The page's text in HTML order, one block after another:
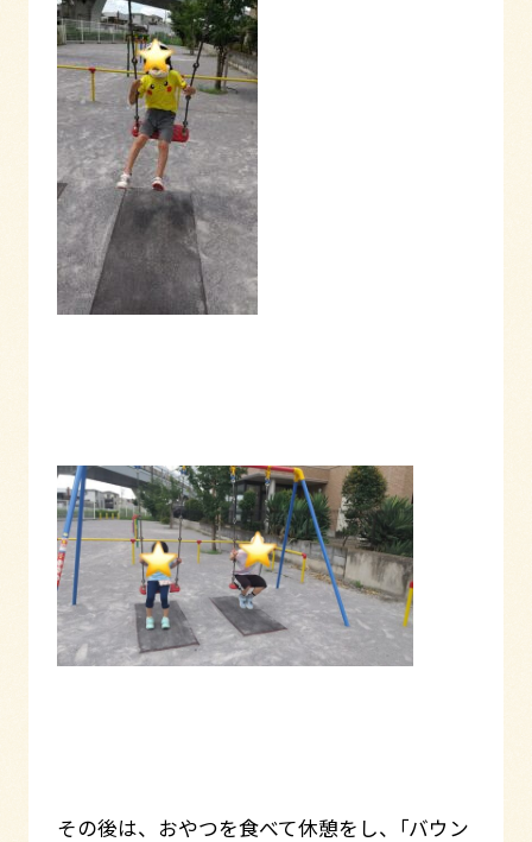
その後は、おやつを食べて休憩をし、｢バウン